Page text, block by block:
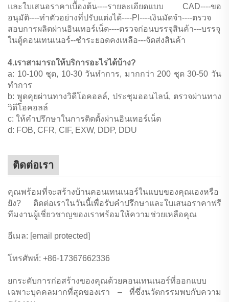
และใบเสนอราคาเบื้องต้น----รายละเอียดแบบ CAD----ขอ
อนุมัติ----ทำตัวอย่างที่ปรับแต่งได้----Pl----เงินมัดจำ----ตรวจ
สอบการผลิตผ่านอินเทอร์เน็ต----ตรวจก่อนบรรจุสินค้า---บรรจุ
ในตู้คอนเทนเนอร์--ชำระยอดคงเหลือ---จัดส่งสินค้า
4.เราสามารถให้บริการอะไรได้บ้าง?
a: 10-100 ชุด, 10-30 วันทำการ, มากกว่า 200 ชุด 30-50 วัน
ทำการ
b: พูดคุยผ่านทางวิดีโอคอลล์, ประชุมออนไลน์, ตรวจผ่านทาง
วิดีโอคอลล์
c: ให้คำปรึกษาในการติดตั้งผ่านอินเทอร์เน็ต
d: FOB, CFR, CIF, EXW, DDP, DDU
ติดต่อเรา
คุณพร้อมที่จะสร้างบ้านคอนเทนเนอร์ในแบบของคุณเองหรือ
ยัง? ติดต่อเราในวันนี้เพื่อรับคำปรึกษาและใบเสนอราคาฟรี
ทีมงานผู้เชี่ยวชาญของเราพร้อมให้ความช่วยเหลือคุณ
อีเมล: [email protected]
โทรศัพท์: +86-17367662336
ยกระดับการก่อสร้างของคุณด้วยคอนเทนเนอร์ที่ออกแบบ
เฉพาะบุคคลมากที่สุดของเรา – ที่ซึ่งนวัตกรรมพบกับความ